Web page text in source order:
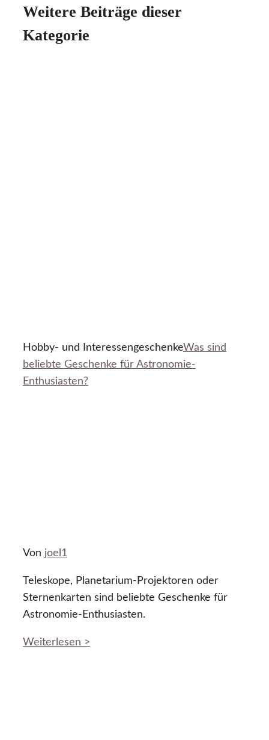
Weitere Beiträge dieser
Kategorie
Hobby- und InteressengeschenkeWas sind
beliebte Geschenke für Astronomie-
Enthusiasten?
Von joel1
Teleskope, Planetarium-Projektoren oder
Sternenkarten sind beliebte Geschenke für
Astronomie-Enthusiasten.
Weiterlesen >